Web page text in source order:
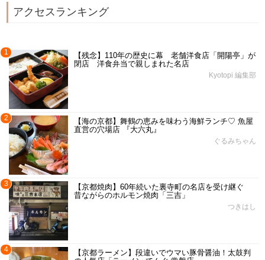
アクセスランキング
1
【残念】110年の歴史に幕 老舗洋食店「開陽亭」が
閉店 洋食弁当で親しまれた名店
Kyotopi 編集部
2
【海の京都】舞鶴の恵みを味わう海鮮ランチ♡ 魚屋
直営の穴場店 『大六丸』
ぐるみちゃん
3
【京都焼肉】60年続いた裏寺町の名店を受け継ぐ
昔ながらのホルモン焼肉「三吉」
つきはし
4
【京都ラーメン】段違いでウマい豚骨醤油！太鼓判